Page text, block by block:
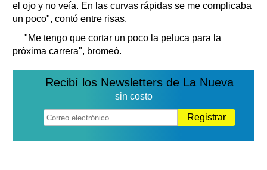
el ojo y no veía. En las curvas rápidas se me complicaba
un poco", contó entre risas.
"Me tengo que cortar un poco la peluca para la
próxima carrera", bromeó.
Recibí los Newsletters de La Nueva
sin costo
Registrar